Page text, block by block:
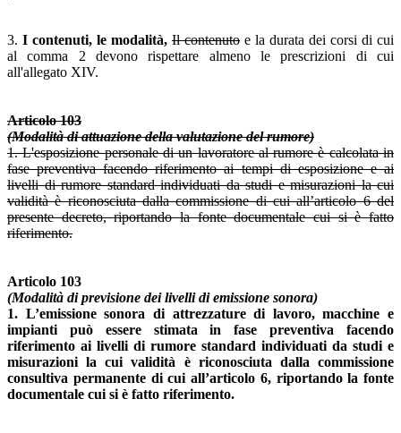
3. I contenuti, le modalità, Il contenuto e la durata dei corsi di cui
al comma 2 devono rispettare almeno le prescrizioni di cui
all'allegato XIV.
Articolo 103
(Modalità di attuazione della valutazione del rumore)
1. L'esposizione personale di un lavoratore al rumore è calcolata in
fase preventiva facendo riferimento ai tempi di esposizione e ai
livelli di rumore standard individuati da studi e misurazioni la cui
validità è riconosciuta dalla commissione di cui all’articolo 6 del
presente decreto, riportando la fonte documentale cui si è fatto
riferimento.
Articolo 103
(Modalità di previsione dei livelli di emissione sonora)
1. L’emissione sonora di attrezzature di lavoro, macchine e
impianti può essere stimata in fase preventiva facendo
riferimento ai livelli di rumore standard individuati da studi e
misurazioni la cui validità è riconosciuta dalla commissione
consultiva permanente di cui all’articolo 6, riportando la fonte
documentale cui si è fatto riferimento.